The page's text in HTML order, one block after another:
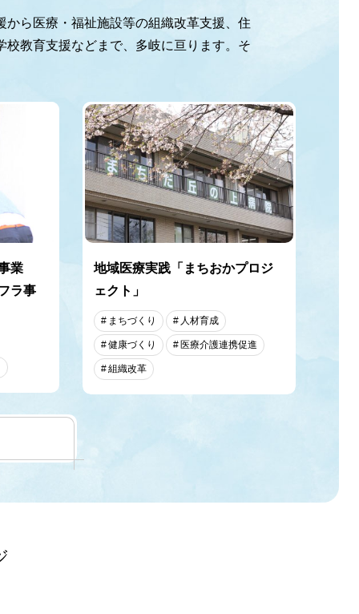
ら医療・福祉施設等の組織改革支援、住
教育支援などまで、多岐に亘ります。そ
業
ラ事
地域医療実践「まちおかプロジ
ェクト」
まちづくり 人材育成
健康づくり 医療介護連携促進
組織改革